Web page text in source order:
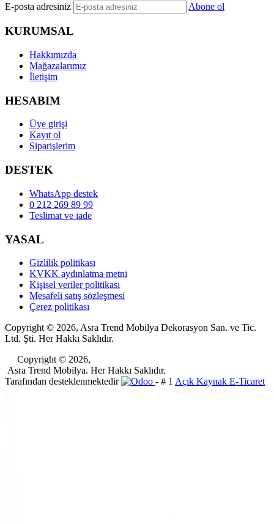
E-posta adresiniz Abone ol
KURUMSAL
Hakkımızda
Mağazalarımız
İletişim
HESABIM
Üye girişi
Kayıt ol
Siparişlerim
DESTEK
WhatsApp destek
0 212 269 89 99
Teslimat ve iade
YASAL
Gizlilik politikası
KVKK aydınlatma metni
Kişisel veriler politikası
Mesafeli satış sözleşmesi
Çerez politikası
Copyright © 2026, Asra Trend Mobilya Dekorasyon San. ve Tic.
Ltd. Şti. Her Hakkı Saklıdır.
​Copyright © 2026,
Asra Trend Mobilya. Her Hakkı Saklıdır.
Tarafından desteklenmektedir
- # 1 Açık Kaynak E-Ticaret